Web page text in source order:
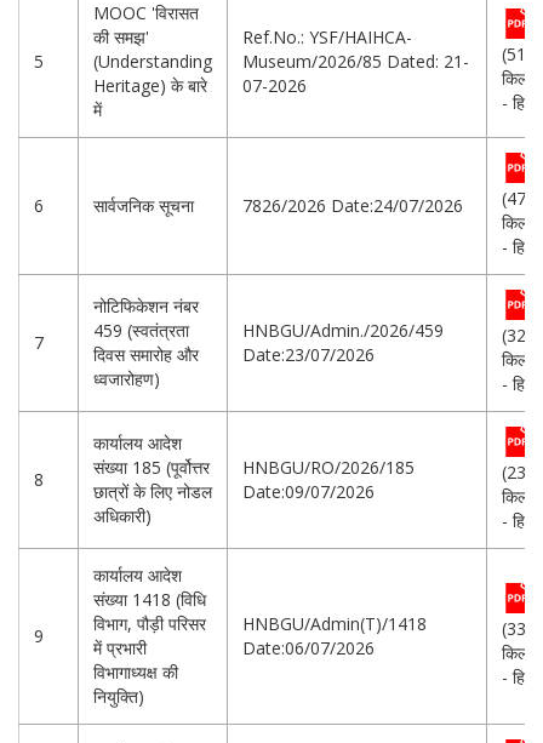
5
MOOC 'विरासत
की समझ'
(Understanding
Heritage) के बारे
में
Ref.No.: YSF/HAIHCA-
Museum/2026/85 Dated: 21-
07-2026
-
6 सार्वजनिक सूचना 7826/2026 Date:24/07/2026
-
7
नोटिफिकेशन नंबर
459 (स्वतंत्रता
दिवस समारोह और
ध्वजारोहण)
HNBGU/Admin./2026/459
Date:23/07/2026
-
8
कार्यालय आदेश
संख्या 185 (पूर्वोत्तर
छात्रों के लिए नोडल
अधिकारी)
HNBGU/RO/2026/185
Date:09/07/2026
-
9
कार्यालय आदेश
संख्या 1418 (विधि
विभाग, पौड़ी परिसर
में प्रभारी
विभागाध्यक्ष की
नियुक्ति)
HNBGU/Admin(T)/1418
Date:06/07/2026
-